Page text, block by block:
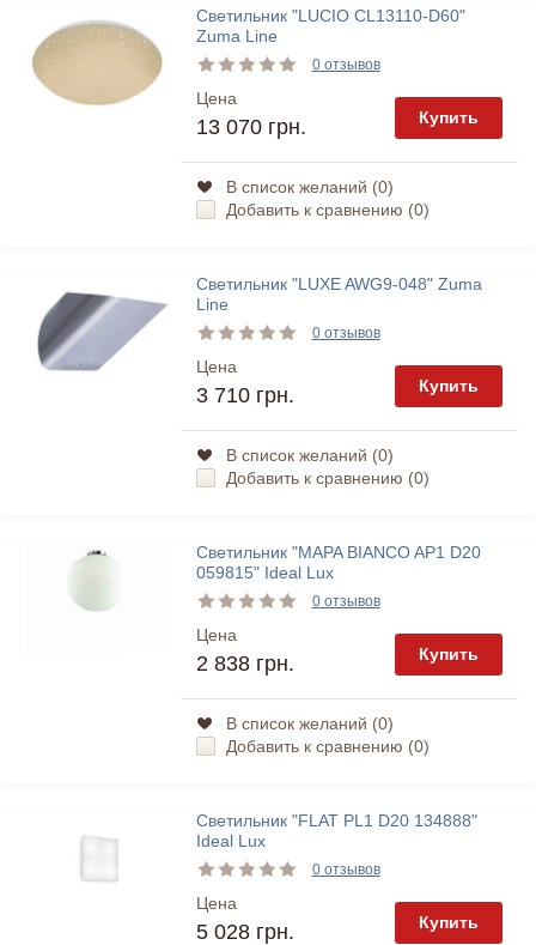
Светильник "LUCIO CL13110-D60"
Zuma Line
0 отзывов
Цена
13 070 грн. Купить
В список желаний (0)
Добавить к сравнению (0)
Светильник "LUXE AWG9-048" Zuma
Line
0 отзывов
Цена
3 710 грн. Купить
В список желаний (0)
Добавить к сравнению (0)
Светильник "MAPA BIANCO AP1 D20
059815" Ideal Lux
0 отзывов
Цена
2 838 грн. Купить
В список желаний (0)
Добавить к сравнению (0)
Светильник "FLAT PL1 D20 134888"
Ideal Lux
0 отзывов
Цена
5 028 грн. Купить